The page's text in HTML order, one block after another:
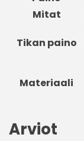
Mitat
Tikan paino
Materiaali
Arviot